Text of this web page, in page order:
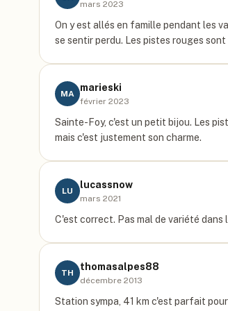
mars 2023
On y est allés en famille pendant les
se sentir perdu. Les pistes rouges
MA
marieski
février 2023
Sainte-Foy, c'est un petit bijou. Les
mais c'est justement son charme.
LU
lucassnow
mars 2021
C'est correct. Pas mal de variété dans
TH
thomasalpes88
décembre 2013
Station sympa, 41 km c'est parfait